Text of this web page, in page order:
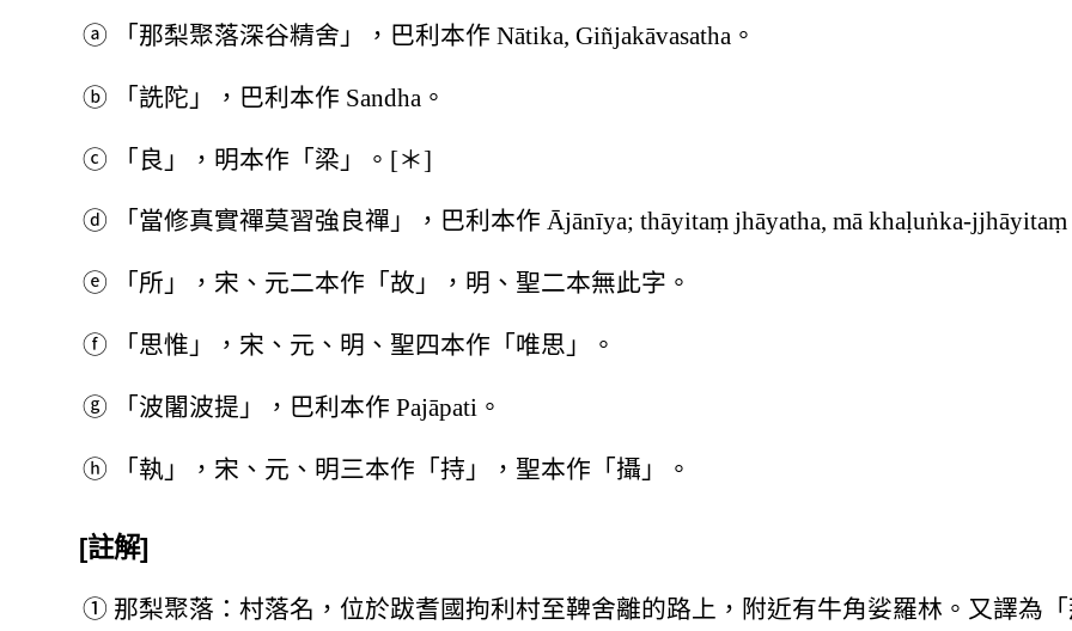
ⓐ 「那梨聚落深谷精舍」，巴利本作 Nātika, Giñjakāvasatha。
ⓑ 「詵陀」，巴利本作 Sandha。
ⓒ 「良」，明本作「梁」。[＊]
ⓓ 「當修真實禪莫習強良禪」，巴利本作 Ājānīya; thāyitaṃ jhāyatha, mā khaḷuṅka-
ⓔ 「所」，宋、元二本作「故」，明、聖二本無此字。
ⓕ 「思惟」，宋、元、明、聖四本作「唯思」。
ⓖ 「波闍波提」，巴利本作 Pajāpati。
ⓗ 「執」，宋、元、明三本作「持」，聖本作「攝」。
[註解]
① 那梨聚落：村落名，位於跋耆國拘利村至鞞舍離的路上，附近有牛角娑羅林。又譯為